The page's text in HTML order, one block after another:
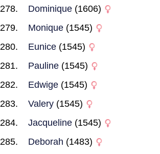
Dominique (1606)
Monique (1545)
Eunice (1545)
Pauline (1545)
Edwige (1545)
Valery (1545)
Jacqueline (1545)
Deborah (1483)